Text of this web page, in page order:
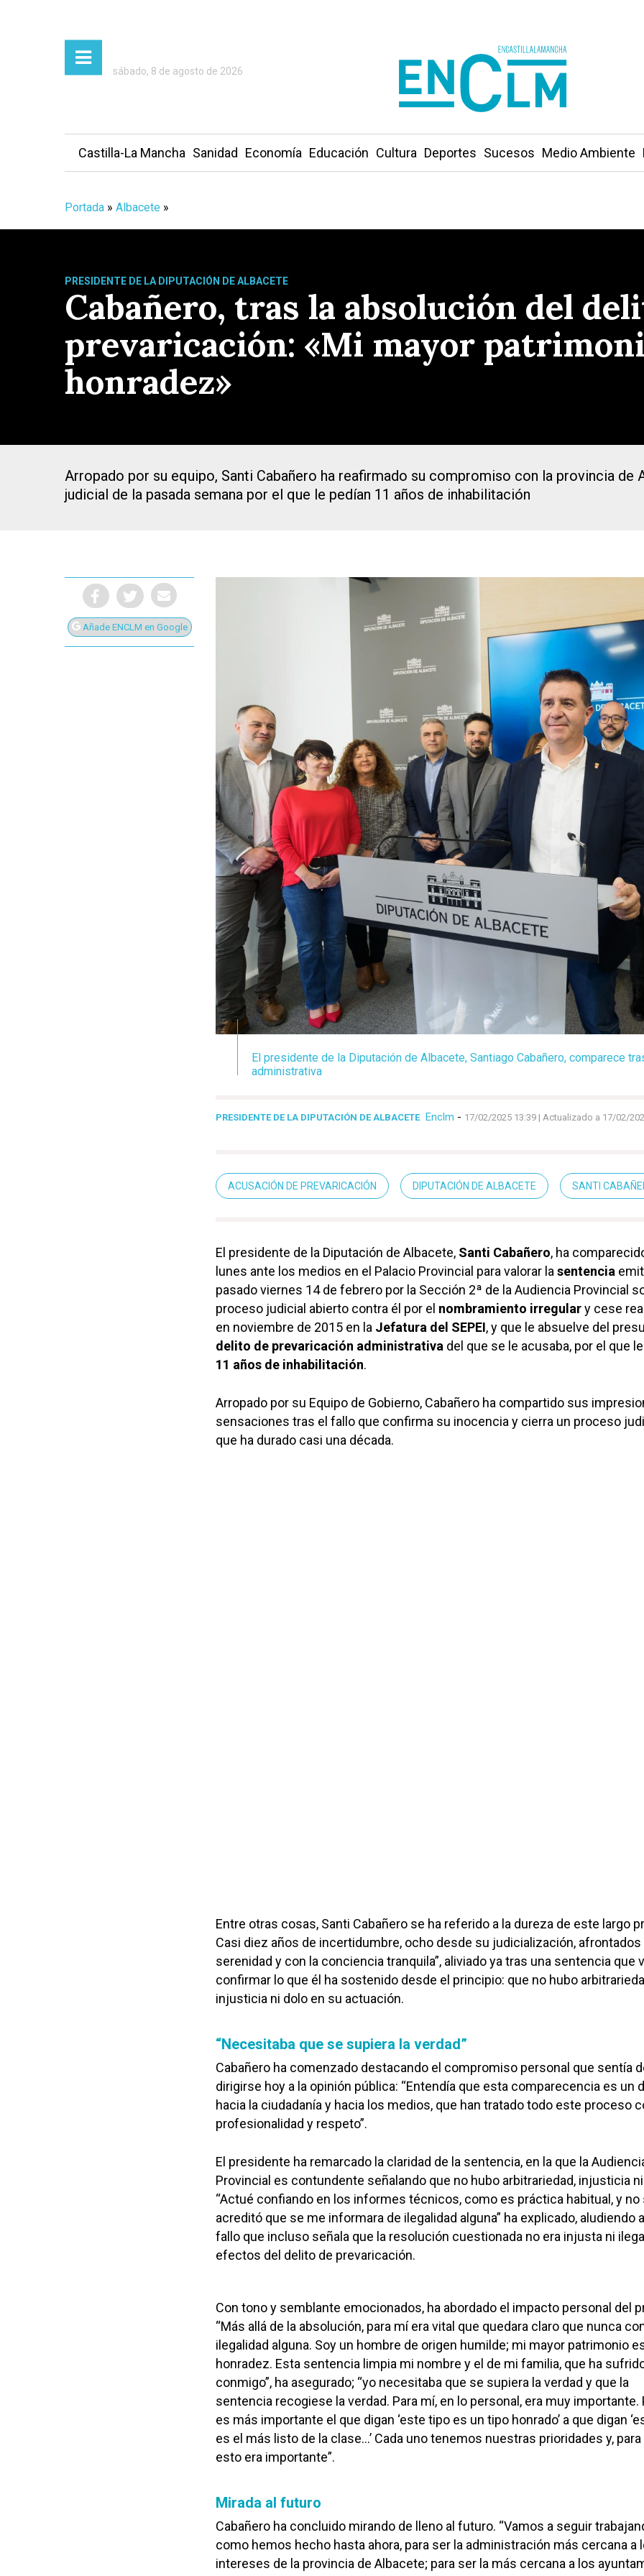
Presiona Intro para buscar o ESC para cerrar
sábado, 8 de agosto de 2026
Castilla-La Mancha Sanidad Economía Educación Cultura Deportes Sucesos Medio Ambiente
Portada » Albacete »
PRESIDENTE DE LA DIPUTACIÓN DE ALBACETE
Cabañero, tras la absolución del
prevaricación: «Mi mayor
honradez»
Arropado por su equipo, Santi Cabañero ha reafirmado su compromiso con la provincia de
judicial de la pasada semana por el que le pedían 11 años de inhabilitación
Añade ENCLM en Google
El presidente de la Diputación de Albacete, Santiago Cabañero, comparece
administrativa
PRESIDENTE DE LA DIPUTACIÓN DE ALBACETE Enclm - 17/02/2025 13:39 | Actualizado a 17/02/
ACUSACIÓN DE PREVARICACIÓN DIPUTACIÓN DE ALBACETE SANTI
El presidente de la Diputación de Albacete, Santi Cabañero, ha
lunes ante los medios en el Palacio Provincial para valorar lasentencia
pasado viernes 14 de febrero por la Sección 2ª de la Audiencia Provincial
proceso judicial abierto contra él por el nombramiento irregulary cese
en noviembre de 2015 en la Jefatura del SEPEI, y que le absuelve del
delito de prevaricación administrativa del que se le acusaba, por el que
11 años de inhabilitación.
Arropado por su Equipo de Gobierno, Cabañero ha compartido sus
sensaciones tras el fallo que confirma su inocencia y cierra un proceso
que ha durado casi una década.
Entre otras cosas, Santi Cabañero se ha referido a la dureza de este largo
Casi diez años de incertidumbre, ocho desde su judicialización, afrontados
serenidad y con la conciencia tranquila”, aliviado ya tras una sentencia que
confirmar lo que él ha sostenido desde el principio: que no hubo
injusticia ni dolo en su actuación.
“Necesitaba que se supiera la verdad”
Cabañero ha comenzado destacando el compromiso personal que sentía
dirigirse hoy a la opinión pública: “Entendía que esta comparecencia es un
hacia la ciudadanía y hacia los medios, que han tratado todo este proceso
profesionalidad y respeto”.
El presidente ha remarcado la claridad de la sentencia, en la que la
Provincial es contundente señalando que no hubo arbitrariedad, injusticia
“Actué confiando en los informes técnicos, como es práctica habitual, y no
acreditó que se me informara de ilegalidad alguna” ha explicado, aludiendo
fallo que incluso señala que la resolución cuestionada no era injusta ni
efectos del delito de prevaricación.
Con tono y semblante emocionados, ha abordado el impacto personal del
“Más allá de la absolución, para mí era vital que quedara claro que nunca
ilegalidad alguna. Soy un hombre de origen humilde; mi mayor patrimonio
honradez. Esta sentencia limpia mi nombre y el de mi familia, que ha
conmigo”, ha asegurado; “yo necesitaba que se supiera la verdad y que la
sentencia recogiese la verdad. Para mí, en lo personal, era muy importante.
es más importante el que digan ‘este tipo es un tipo honrado’ a que digan
es el más listo de la clase…’ Cada uno tenemos nuestras prioridades y, para
esto era importante”.
Mirada al futuro
Cabañero ha concluido mirando de lleno al futuro. “Vamos a seguir
como hemos hecho hasta ahora, para ser la administración más cercana a
intereses de la provincia de Albacete; para ser la más cercana a los